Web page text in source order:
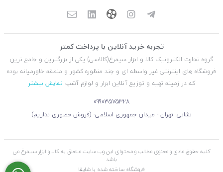
تجربه خرید آنلاین با پرداخت کمتر
گروه تجارت الکترونیک کالا و ابزار سیمرغ(کالاسی) یکی از بزرگترین و جامع ترین
فروشگاه های اینترنتی غیر واسطه ای و چند منظوره کشور و منطقه خاورمیانه بوده
که در زمینه تهیه و توزیع آنلاین ابزار و لوازم آشپ نمایش بیشتر
09903575328
نشانی: تهران - میدان جمهوری اسلامی- (فروش حضوری نداریم)
کلیه حقوق مادی و معنوی مطالب و محتوای این وب سایت متعلق به کالا و ابزار سیمرغ می
باشد
فروشگاه ساخته شده با شاپفا